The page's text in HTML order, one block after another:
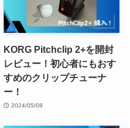
KORG Pitchclip 2+を開封
レビュー！初心者にもおす
すめのクリップチューナ
ー！
2024/05/08